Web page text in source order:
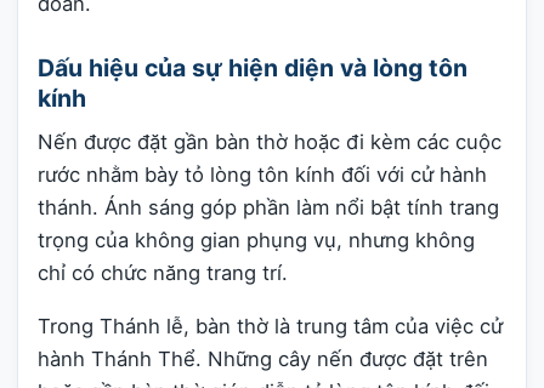
Dấu hiệu của sự hiện diện và lòng tôn
kính
Nến được đặt gần bàn thờ hoặc đi kèm các cuộc
rước nhằm bày tỏ lòng tôn kính đối với cử hành
thánh. Ánh sáng góp phần làm nổi bật tính trang
trọng của không gian phụng vụ, nhưng không
chỉ có chức năng trang trí.
Trong Thánh lễ, bàn thờ là trung tâm của việc cử
hành Thánh Thể. Những cây nến được đặt trên